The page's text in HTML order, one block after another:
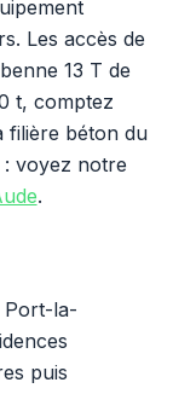
Les accès de
13 T de
t, comptez
filière béton du
: voyez notre
.
Port-la-
puis